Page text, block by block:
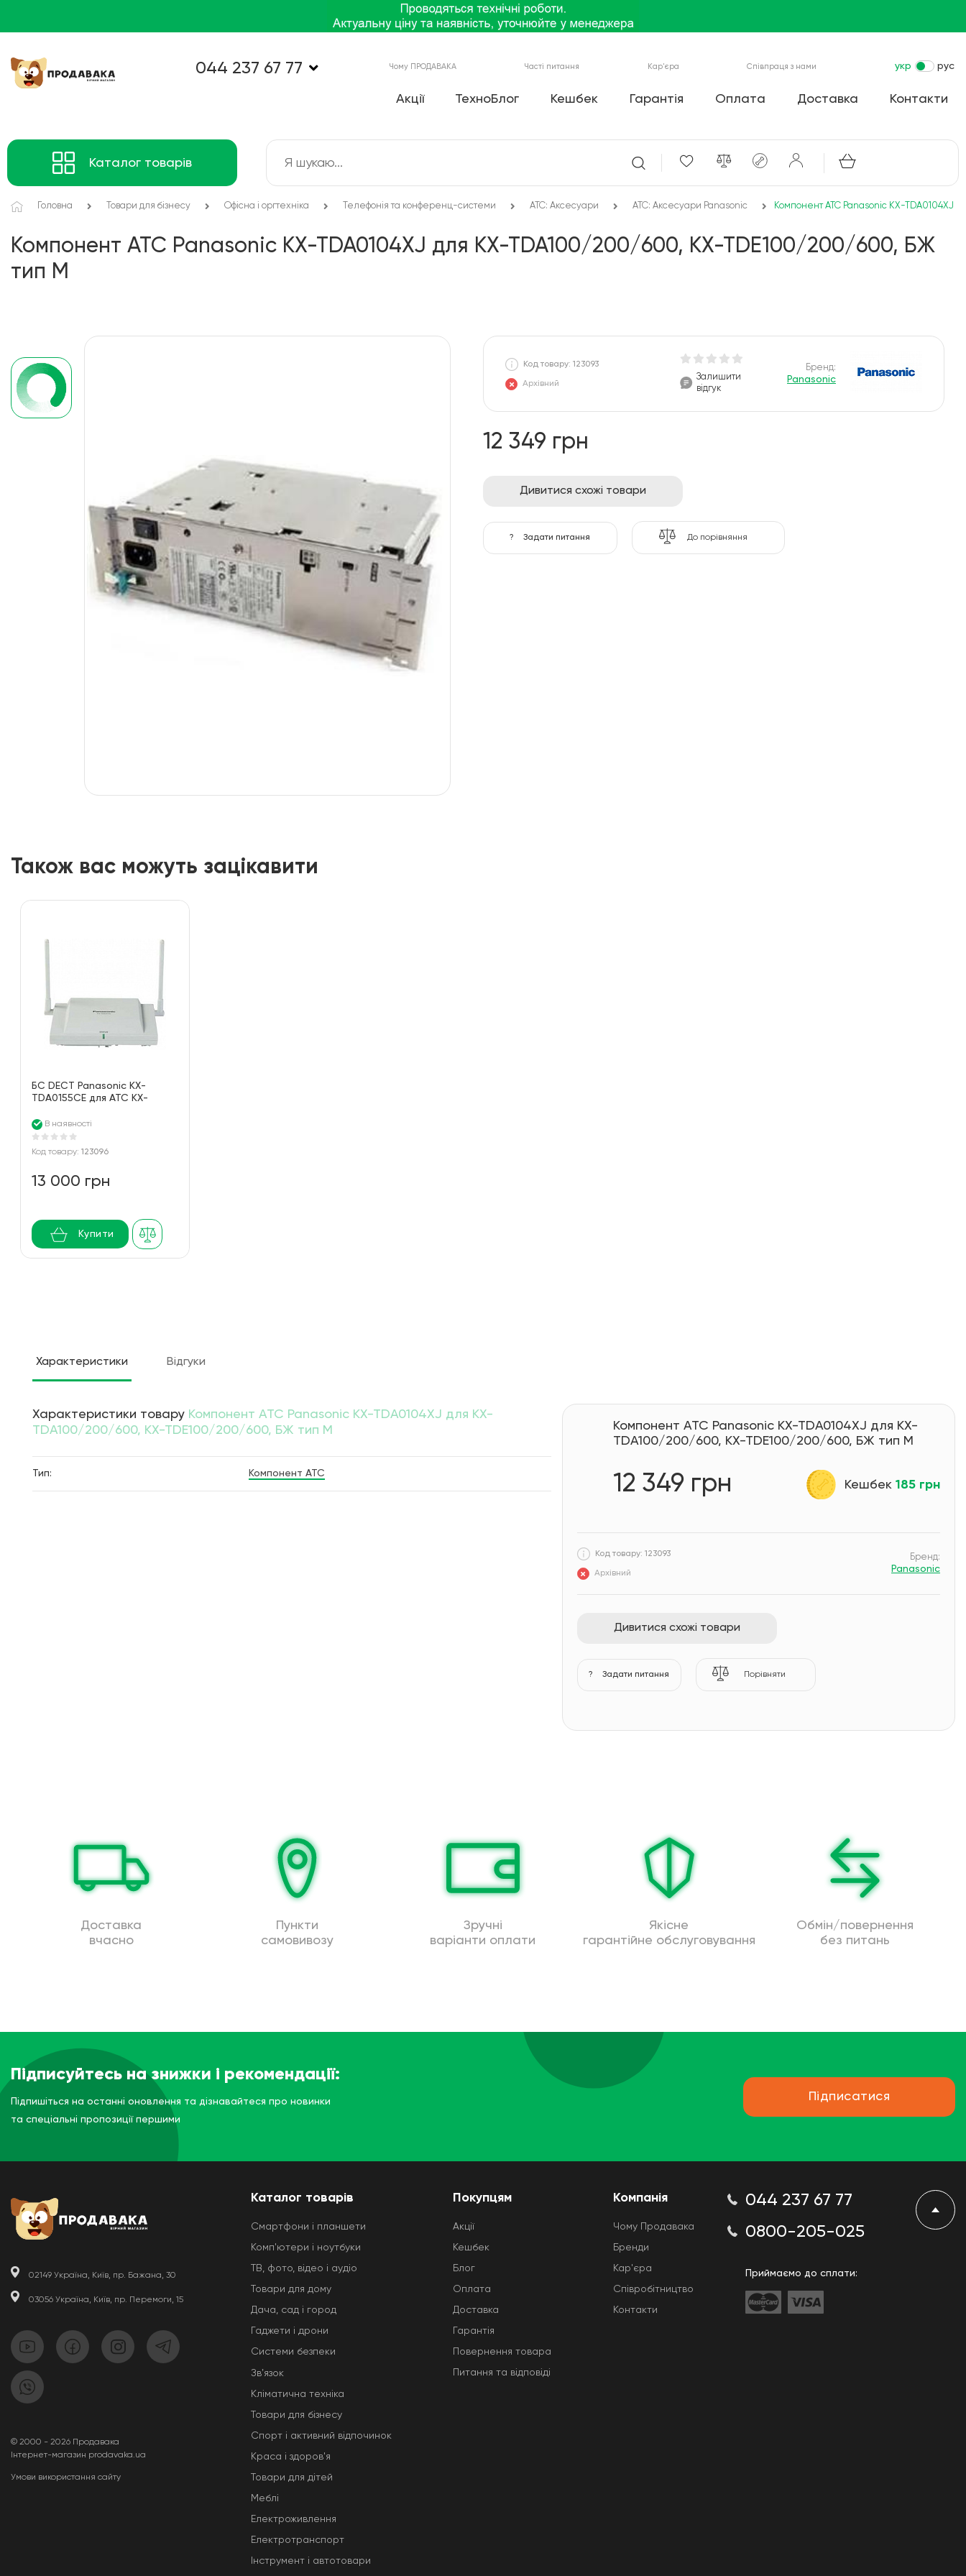
044 237 67 77 Чому ПРОДАВАКА Часті питання Кар'єра Співпраця з нами укр рус
Акції ТехноБлог Кешбек Гарантія Оплата Доставка Контакти
Каталог товарів
Головна Товари для бізнесу Офісна і оргтехніка Телефонія та конференц-системи АТС: Аксесуари АТС: Аксесуари Panasonic Компонент АТС Panasonic KX-TDA0104XJ
Компонент АТС Panasonic KX-TDA0104XJ для KX-TDA100/200/600, KX-TDE100/200/600, БЖ
тип M
Код товару: 123093
Архівний
Залишити
відгук
Бренд:
Panasonic
12 349 грн
Дивитися схожі товари
? Задати питання До порівняння
Також вас можуть зацікавити
БС DECT Panasonic KX-
TDA0155CE для АТС KX-
В наявності
Код товару: 123096
13 000 грн
Купити
Характеристики Відгуки
Характеристики товару Компонент АТС Panasonic KX-TDA0104XJ для KX-
TDA100/200/600, KX-TDE100/200/600, БЖ тип M
Тип: Компонент АТС
Компонент АТС Panasonic KX-TDA0104XJ для KX-
TDA100/200/600, KX-TDE100/200/600, БЖ тип M
12 349 грн Кешбек 185 грн
Код товару: 123093
Архівний
Бренд:
Panasonic
Дивитися схожі товари
? Задати питання Порівняти
Доставка
вчасно
Пункти
самовивозу
Зручні
варіанти оплати
Якісне
гарантійне обслуговування
Обмін/повернення
без питань
Підписуйтесь на знижки і рекомендації:
Підпишіться на останні оновлення та дізнавайтеся про новинки
та спеціальні пропозиції першими
Підписатися
02149 Україна, Київ, пр. Бажана, 30
03056 Україна, Київ, пр. Перемоги, 15
© 2000 - 2026 Продавака
Інтернет-магазин prodavaka.ua
Умови використання сайту
Каталог товарів
Смартфони і планшети
Комп'ютери і ноутбуки
ТВ, фото, відео і аудіо
Товари для дому
Дача, сад і город
Гаджети і дрони
Системи безпеки
Звʼязок
Кліматична техніка
Товари для бізнесу
Спорт і активний відпочинок
Краса і здоров'я
Товари для дітей
Меблі
Електроживлення
Електротранспорт
Інструмент і автотовари
Покупцям
Акції
Кешбек
Блог
Оплата
Доставка
Гарантія
Повернення товара
Питання та відповіді
Компанія
Чому Продавака
Бренди
Кар'єра
Співробітництво
Контакти
044 237 67 77
0800-205-025
Приймаємо до сплати: